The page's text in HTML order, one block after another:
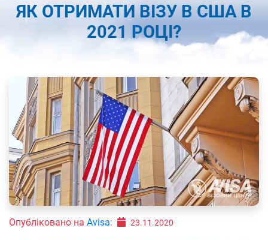
ЯК ОТРИМАТИ ВІЗУ В США В
2021 РОЦІ?
Опубліковано на Avisa: 23.11.2020